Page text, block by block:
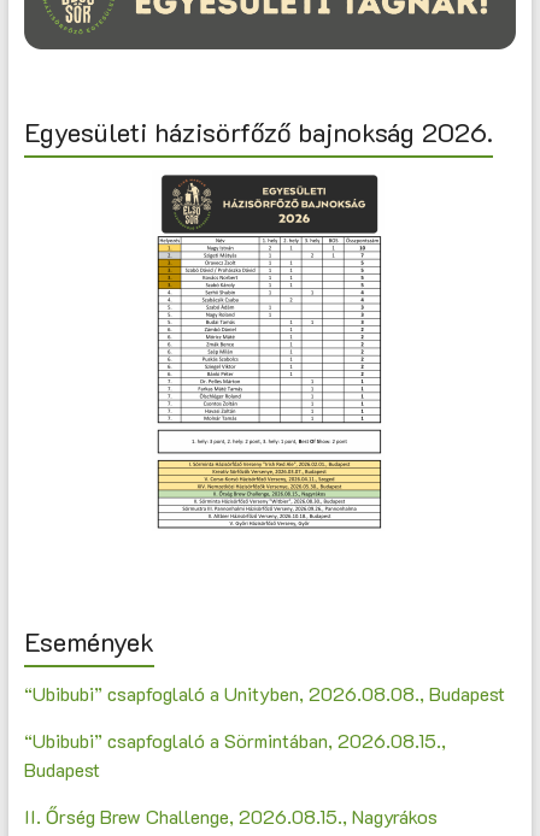
Egyesületi házisörfőző bajnokság 2026.
Események
“Ubibubi” csapfoglaló a Unityben, 2026.08.08., Budapest
“Ubibubi” csapfoglaló a Sörmintában, 2026.08.15.,
Budapest
II. Őrség Brew Challenge, 2026.08.15., Nagyrákos